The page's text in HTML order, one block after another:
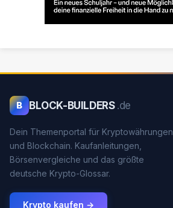
B BLOCK-BUILDERS .de
Dein Themenportal für Kryptowährungen
und Blockchain. Kaufanleitungen,
Börsenvergleiche und das größte
deutsche Krypto-Glossar.
Krypto kaufen →